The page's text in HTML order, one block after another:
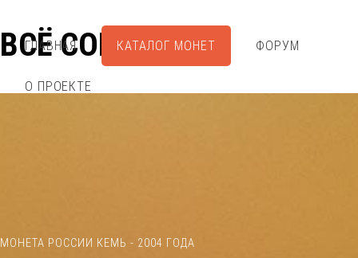
ВСЁ СОБРАЛ
ГЛАВНАЯ КАТАЛОГ МОНЕТ ФОРУМ
О ПРОЕКТЕ
МОНЕТА РОССИИ КЕМЬ - 2004 ГОДА